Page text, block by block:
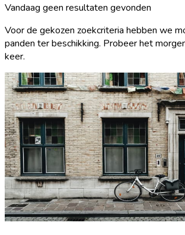
Vandaag geen resultaten gevonden
Voor de gekozen zoekcriteria hebben we
panden ter beschikking. Probeer het
keer.